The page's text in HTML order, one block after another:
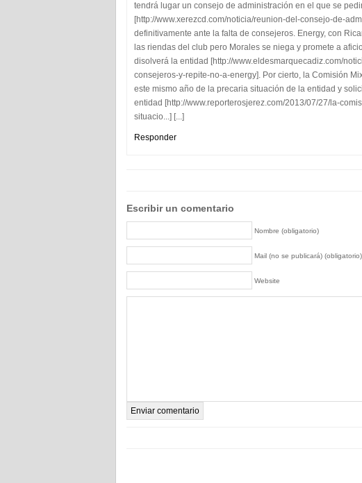
tendrá lugar un consejo de administración en el que se
[http://www.xerezcd.com/noticia/reunion-del-consejo-de-
definitivamente ante la falta de consejeros. Energy, con
las riendas del club pero Morales se niega y promete a
disolverá la entidad [http://www.eldesmarquecadiz.com/
consejeros-y-repite-no-a-energy]. Por cierto, la Comisión
este mismo año de la precaria situación de la entidad y
entidad [http://www.reporterosjerez.com/2013/07/27/la-
situacio...] [...]
Responder
Escribir un comentario
Nombre (obligatorio)
Mail (no se publicará) (obligatorio)
Website